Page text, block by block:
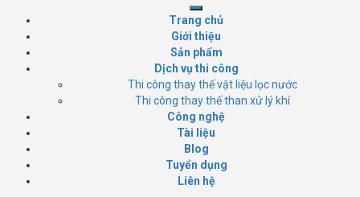
Trang chủ
Giới thiệu
Sản phẩm
Dịch vụ thi công
Thi công thay thế vật liệu lọc nước
Thi công thay thế than xử lý khí
Công nghệ
Tài liệu
Blog
Tuyển dụng
Liên hệ